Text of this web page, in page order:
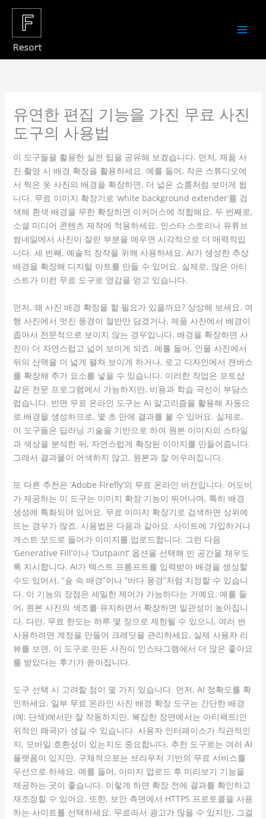
Skip
content
유연한 편집 기능을 가진 무료 사진
도구의 사용법
이 도구들을 활용한 실전 팁을 공유해 보겠습니다. 먼저, 제품 사
진 촬영 시 배경 확장을 활용하세요. 예를 들어, 작은 스튜디오에
서 찍은 옷 사진의 배경을 확장하면, 더 넓은 쇼룸처럼 보이게 됩
니다. 무료 이미지 확장기로 ‘white background extender’를 검
색해 흰색 배경을 무한 확장하면 이커머스에 적합해요. 두 번째로,
소셜 미디어 콘텐츠 제작에 적용하세요. 인스타 스토리나 유튜브
썸네일에서 사진이 잘린 부분을 메우면 시각적으로 더 매력적입
니다. 세 번째, 예술적 창작을 위해 사용하세요. AI가 생성한 추상
배경을 확장해 디지털 아트를 만들 수 있어요. 실제로, 많은 아티
스트가 이런 무료 도구로 영감을 얻고 있습니다.
먼저, 왜 사진 배경 확장을 할 필요가 있을까요? 상상해 보세요. 여
행 사진에서 멋진 풍경이 절반만 담겼거나, 제품 사진에서 배경이
좁아서 전문적으로 보이지 않는 경우입니다. 배경을 확장하면 사
진이 더 자연스럽고 넓어 보이게 되죠. 예를 들어, 인물 사진에서
뒤의 산맥을 더 넓게 펼쳐 보이게 하거나, 로고 디자인에서 캔버스
를 확장해 추가 요소를 넣을 수 있습니다. 이러한 작업은 포토샵
같은 전문 프로그램에서 가능하지만, 비용과 학습 곡선이 부담스
럽습니다. 반면 무료 온라인 도구는 AI 알고리즘을 활용해 자동으
로 배경을 생성하므로, 몇 초 만에 결과를 볼 수 있어요. 실제로,
이 도구들은 딥러닝 기술을 기반으로 하여 원본 이미지의 스타일
과 색상을 분석한 뒤, 자연스럽게 확장된 이미지를 만들어줍니다.
그래서 결과물이 어색하지 않고, 원본과 잘 어우러집니다.
또 다른 추천은 ‘Adobe Firefly’의 무료 온라인 버전입니다. 어도비
가 제공하는 이 도구는 이미지 확장 기능이 뛰어나며, 특히 배경
생성에 특화되어 있어요. 무료 이미지 확장기로 검색하면 상위에
뜨는 경우가 많죠. 사용법은 다음과 같아요. 사이트에 가입하거나
게스트 모드로 들어가 이미지를 업로드합니다. 그런 다음
‘Generative Fill’이나 ‘Outpaint’ 옵션을 선택해 빈 공간을 채우도
록 지시합니다. AI가 텍스트 프롬프트를 입력받아 배경을 생성할
수도 있어서, “숲 속 배경”이나 “바다 풍경”처럼 지정할 수 있습니
다. 이 기능의 장점은 세밀한 제어가 가능하다는 거예요. 예를 들
어, 원본 사진의 색조를 유지하면서 확장하면 일관성이 높아집니
다. 다만, 무료 한도는 하루 몇 장으로 제한될 수 있으니, 여러 번
사용하려면 계정을 만들어 크레딧을 관리하세요. 실제 사용자 리
뷰를 보면, 이 도구로 만든 사진이 인스타그램에서 더 많은 좋아요
를 받았다는 후기가 쏟아집니다.
도구 선택 시 고려할 점이 몇 가지 있습니다. 먼저, AI 정확도를 확
인하세요. 일부 무료 온라인 사진 배경 확장 도구는 간단한 배경
(예: 단색)에서만 잘 작동하지만, 복잡한 장면에서는 아티팩트(인
위적인 왜곡)가 생길 수 있습니다. 사용자 인터페이스가 직관적인
지, 모바일 호환성이 있는지도 중요합니다. 추천 도구로는 여러 AI
플랫폼이 있지만, 구체적으로는 브라우저 기반의 무료 서비스를
우선으로 하세요. 예를 들어, 이미지 업로드 후 미리보기 기능을
제공하는 곳이 좋습니다. 이렇게 하면 확장 전에 결과를 확인하고
재조정할 수 있어요. 또한, 보안 측면에서 HTTPS 프로토콜을 사용
하는 사이트를 선택하세요. 무료라서 광고가 많을 수 있지만, 그걸